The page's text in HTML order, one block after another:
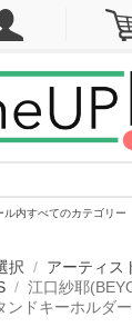
ル内すべてのカテゴリー
択 / アーティス
/ 江口紗耶
ドキーホルダー